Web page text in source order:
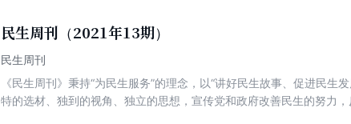
民生周刊（2021年13期）
民生周刊
《民生周刊》秉持“为民生服务”的理念，以“讲好民生故事、促进民生
特的选材、独到的视角、独立的思想，宣传党和政府改善民生的努力